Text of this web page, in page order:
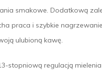
smakowe. Dodatkową
praca i szybkie
ulubioną kawę.
stopniową regulacją mielenia